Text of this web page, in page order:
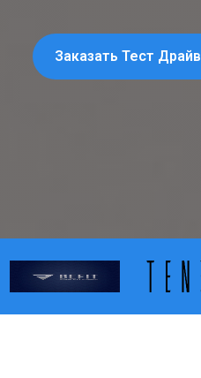
Заказать Тест Драйв